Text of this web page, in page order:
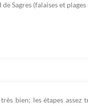
Sagres (falaises et plages
bien; les étapes assez